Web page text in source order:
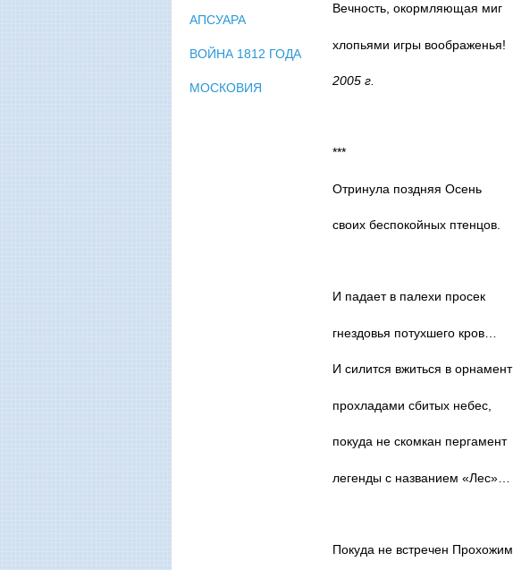
Вечность, окормляющая миг
хлопьями игры воображенья!
2005 г.
***
Отринула поздняя Осень
своих беспокойных птенцов.
И падает в палехи просек
гнездовья потухшего кров…
И силится вжиться в орнамент
прохладами сбитых небес,
покуда не скомкан пергамент
легенды с названием «Лес»…
Покуда не встречен Прохожим,
АПСУАРА
ВОЙНА 1812 ГОДА
МОСКОВИЯ